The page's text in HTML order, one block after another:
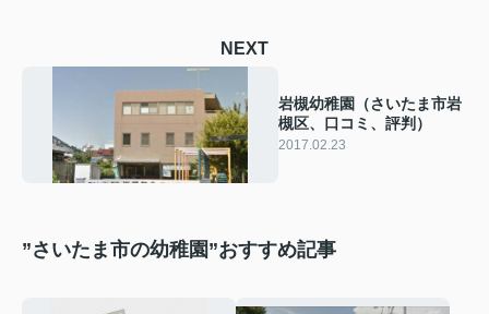
NEXT
岩槻幼稚園（さいたま市岩
槻区、口コミ、評判）
2017.02.23
”さいたま市の幼稚園”おすすめ記事